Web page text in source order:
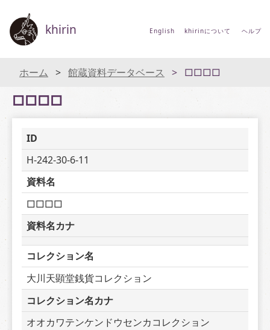
khirin English khirinについて ヘルプ
ホーム 館蔵資料データベース □□□□
□□□□
ID
H-242-30-6-11
資料名
□□□□
資料名カナ
コレクション名
大川天顕堂銭貨コレクション
コレクション名カナ
オオカワテンケンドウセンカコレクション